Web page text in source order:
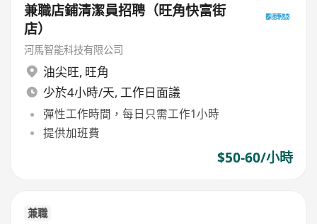
兼職店鋪清潔員招聘（旺角快富街
店）
河馬智能科技有限公司
油尖旺, 旺角
少於4小時/天, 工作日面議
彈性工作時間，每日只需工作1小時
提供加班費
$50-60/小時
兼職